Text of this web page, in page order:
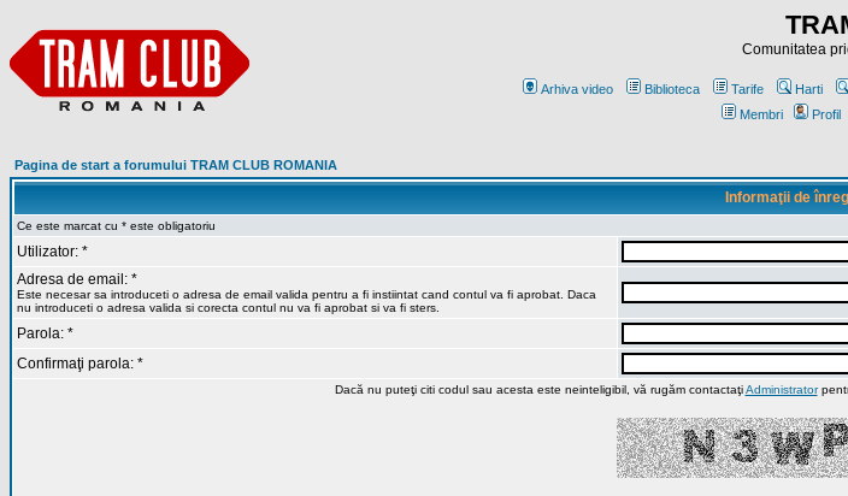
Comunitatea
Arhiva video Biblioteca Tarife Harti
Membri
Profil
Pagina de start a forumului TRAM CLUB ROMANIA
Informaţii de
Ce este marcat cu * este obligatoriu
Utilizator: *
Adresa de email: *
Este necesar sa introduceti o adresa de email valida pentru a fi instiintat cand contul va fi aprobat. Daca
nu introduceti o adresa valida si corecta contul nu va fi aprobat si va fi sters.
Parola: *
Confirmaţi parola: *
Dacă nu puteţi citi codul sau acesta este neinteligibil, vă rugăm contactaţiAdministrator